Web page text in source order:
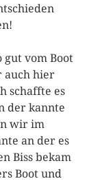
vom Boot
auch hier
schaffte es
der kannte
wir im
an der es
Biss bekam
Boot und